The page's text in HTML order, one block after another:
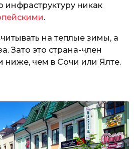
инфраструктуру никак
.
на теплые зимы, а
Зато это страна-член
ниже, чем в Сочи или Ялте.